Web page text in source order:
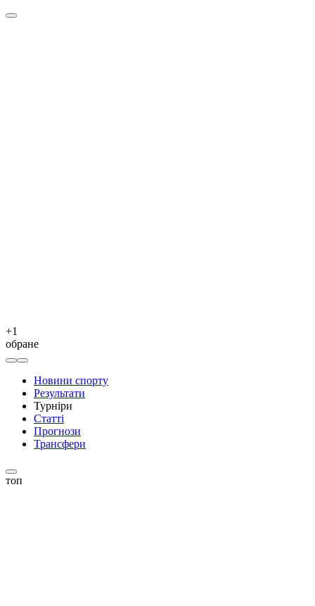
+1
обране
Новини спорту
Результати
Турніри
Статті
Прогнози
Трансфери
топ